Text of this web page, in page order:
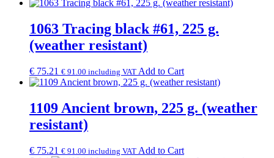
1063 Tracing black #61, 225 g.
(weather resistant)
€ 75.21 € 91.00 including VAT Add to Cart
1109 Ancient brown, 225 g. (weather
resistant)
€ 75.21 € 91.00 including VAT Add to Cart